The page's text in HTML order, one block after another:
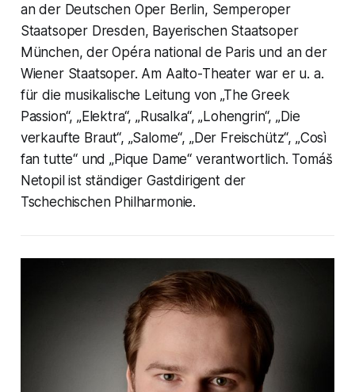
an der Deutschen Oper Berlin, Semperoper
Staatsoper Dresden, Bayerischen Staatsoper
München, der Opéra national de Paris und an der
Wiener Staatsoper. Am Aalto-Theater war er u. a.
für die musikalische Leitung von „The Greek
Passion“, „Elektra“, „Rusalka“, „Lohengrin“, „Die
verkaufte Braut“, „Salome“, „Der Freischütz“, „Così
fan tutte“ und „Pique Dame“ verantwortlich. Tomáš
Netopil ist ständiger Gastdirigent der
Tschechischen Philharmonie.